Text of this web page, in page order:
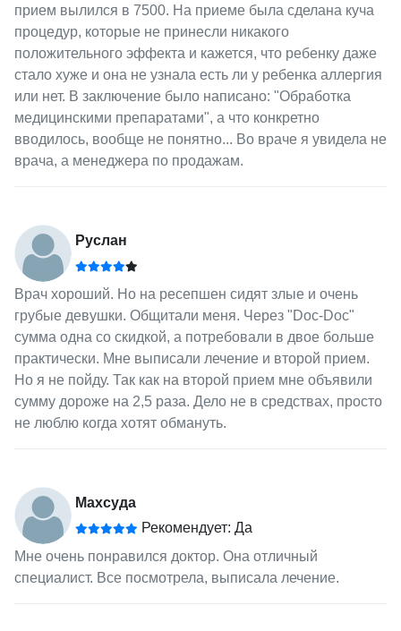
прием вылился в 7500. На приеме была сделана куча
процедур, которые не принесли никакого
положительного эффекта и кажется, что ребенку даже
стало хуже и она не узнала есть ли у ребенка аллергия
или нет. В заключение было написано: "Обработка
медицинскими препаратами", а что конкретно
вводилось, вообще не понятно... Во враче я увидела не
врача, а менеджера по продажам.
Руслан
Врач хороший. Но на ресепшен сидят злые и очень
грубые девушки. Общитали меня. Через "Doc-Doc"
сумма одна со скидкой, а потребовали в двое больше
практически. Мне выписали лечение и второй прием.
Но я не пойду. Так как на второй прием мне объявили
сумму дороже на 2,5 раза. Дело не в средствах, просто
не люблю когда хотят обмануть.
Махсуда
Рекомендует: Да
Мне очень понравился доктор. Она отличный
специалист. Все посмотрела, выписала лечение.